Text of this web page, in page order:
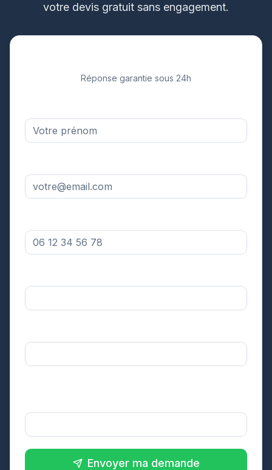
votre devis gratuit sans engagement.
Réponse garantie sous 24h
Envoyer ma demande